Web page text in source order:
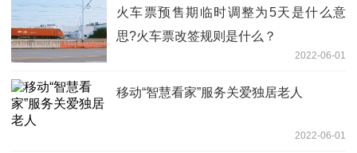
火车票预售期临时调整为5天是什么意
思?火车票改签规则是什么？
2022-06-01
移动“智慧看家”服务关爱独居老人
2022-06-01